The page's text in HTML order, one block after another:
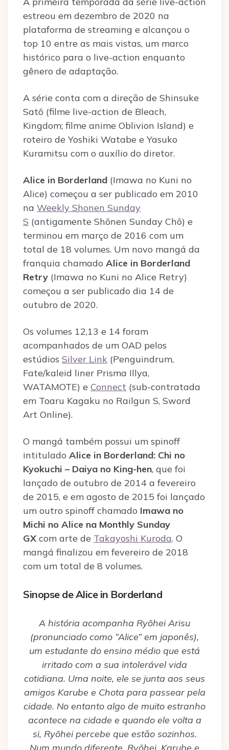
estreou em dezembro de 2020 na
plataforma de streaming e alcançou o
top 10 entre as mais vistas, um marco
histórico para o live-action enquanto
gênero de adaptação.
A série conta com a direção de Shinsuke
Satō (filme live-action de Bleach,
Kingdom; filme anime Oblivion Island) e
roteiro de Yoshiki Watabe e Yasuko
Kuramitsu com o auxílio do diretor.
Alice in Borderland (Imawa no Kuni no
Alice) começou a ser publicado em 2010
na Weekly Shonen Sunday
S (antigamente Shōnen Sunday Chō) e
terminou em março de 2016 com um
total de 18 volumes. Um novo mangá da
franquia chamado Alice in Borderland
Retry (Imawa no Kuni no Alice Retry)
começou a ser publicado dia 14 de
outubro de 2020.
Os volumes 12,13 e 14 foram
acompanhados de um OAD pelos
estúdios Silver Link (Penguindrum,
Fate/kaleid liner Prisma Illya,
WATAMOTE) e Connect (sub-contratada
em Toaru Kagaku no Railgun S, Sword
Art Online).
O mangá também possui um spinoff
intitulado Alice in Borderland: Chi no
Kyokuchi – Daiya no King-hen, que foi
lançado de outubro de 2014 a fevereiro
de 2015, e em agosto de 2015 foi lançado
um outro spinoff chamado Imawa no
Michi no Alice na Monthly Sunday
GX com arte de Takayoshi Kuroda. O
mangá finalizou em fevereiro de 2018
com um total de 8 volumes.
Sinopse de Alice in Borderland
A história acompanha Ryōhei Arisu
(pronunciado como “Alice” em japonês),
um estudante do ensino médio que está
irritado com a sua intolerável vida
cotidiana. Uma noite, ele se junta aos seus
amigos Karube e Chota para passear pela
cidade. No entanto algo de muito estranho
acontece na cidade e quando ele volta a
si, Ryōhei percebe que estão sozinhos.
Num mundo diferente, Ryōhei, Karube e